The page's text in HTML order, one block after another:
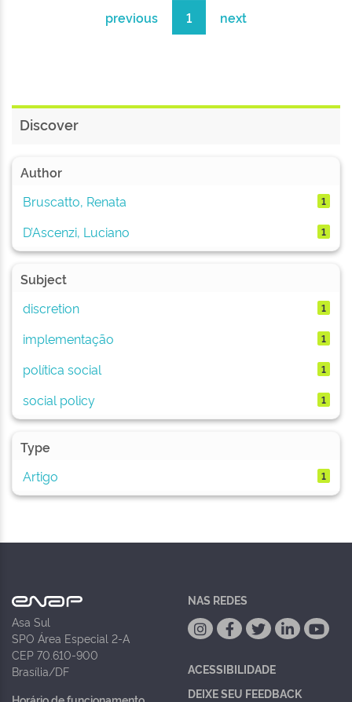
previous 1 next
Discover
Author
Bruscatto, Renata
1
D’Ascenzi, Luciano 1
Subject
discretion
1
implementação 1
política social 1
social policy 1
Type
Artigo
1
Asa Sul
SPO Área Especial 2-A
CEP 70.610-900
Brasília/DF
NAS REDES
ACESSIBILIDADE
DEIXE SEU FEEDBACK